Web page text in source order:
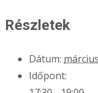
Részletek
Dátum:
Időpont: